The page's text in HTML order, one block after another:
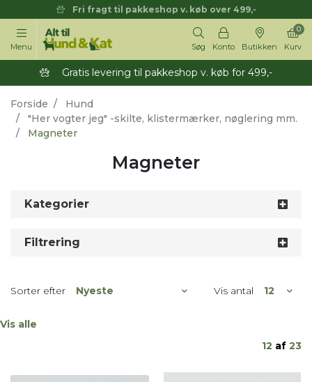
Fri fragt til pakkeshop v. køb over 499,-
Menu Søg Konto Butikken Kurv
0
Gratis levering til pakkeshop v. køb for 499,-
Forside
Hund
"Her vogter jeg" -skilte, klistermærker, nøglering mm.
Magneter
Magneter
Kategorier
Filtrering
Sorter efter Vis antal
Vis alle
12 af 23